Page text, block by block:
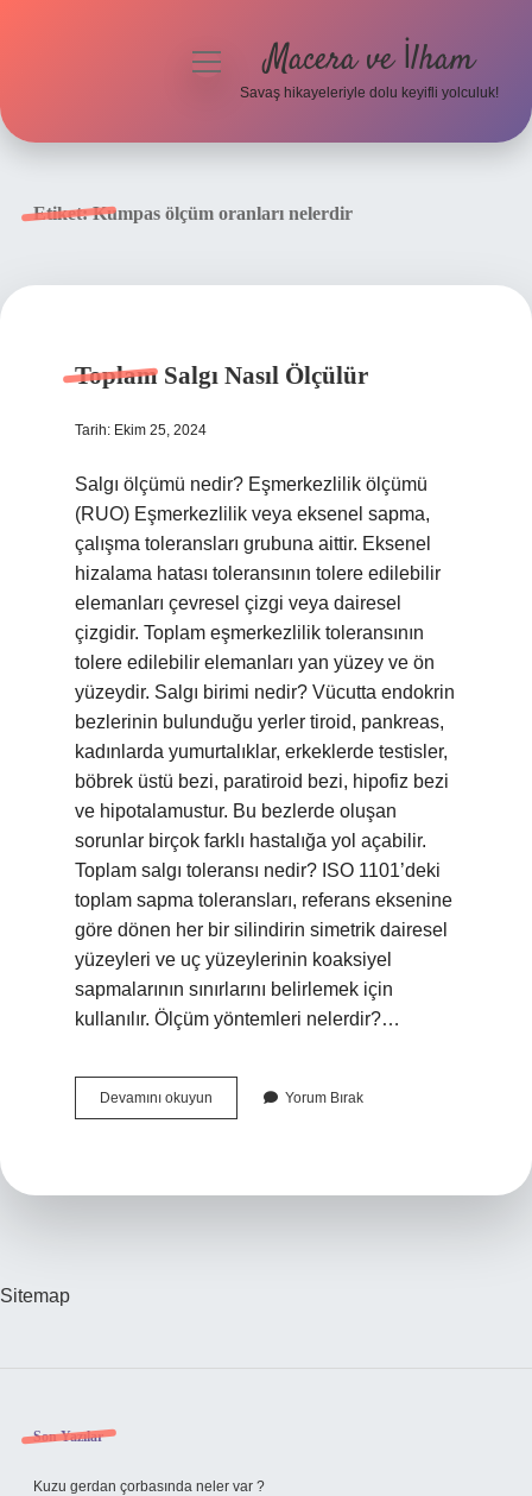
menüyüMacera ve İlham
Savaş hikayeleriyle dolu keyifli yolculuk!
Etiket:Kumpas ölçüm oranları nelerdir
Toplam Salgı Nasıl Ölçülür
Tarih: Ekim 25, 2024
Salgı ölçümü nedir? Eşmerkezlilik ölçümü
(RUO) Eşmerkezlilik veya eksenel sapma,
çalışma toleransları grubuna aittir. Eksenel
hizalama hatası toleransının tolere edilebilir
elemanları çevresel çizgi veya dairesel
çizgidir. Toplam eşmerkezlilik toleransının
tolere edilebilir elemanları yan yüzey ve ön
yüzeydir. Salgı birimi nedir? Vücutta endokrin
bezlerinin bulunduğu yerler tiroid, pankreas,
kadınlarda yumurtalıklar, erkeklerde testisler,
böbrek üstü bezi, paratiroid bezi, hipofiz bezi
ve hipotalamustur. Bu bezlerde oluşan
sorunlar birçok farklı hastalığa yol açabilir.
Toplam salgı toleransı nedir? ISO 1101’deki
toplam sapma toleransları, referans eksenine
göre dönen her bir silindirin simetrik dairesel
yüzeyleri ve uç yüzeylerinin koaksiyel
sapmalarının sınırlarını belirlemek için
kullanılır. Ölçüm yöntemleri nelerdir?…
Devamını okuyun
Salgı
Yorum Bırak
Sitemap
Sidebar
Son Yazılar
Kuzu gerdan çorbasında neler var ?